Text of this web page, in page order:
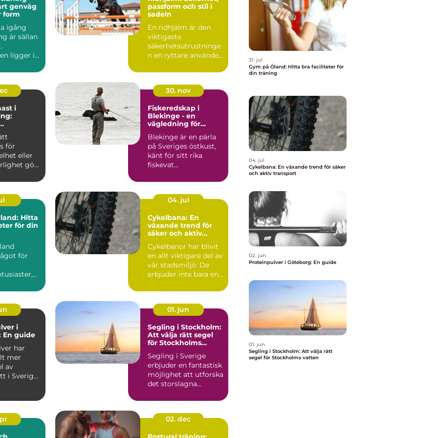
form
igång
är sällan
ligger i
...
passform och stil i
sadeln
En ridhjälm är den
viktigaste
säkerhetsutrustninge
n en ryttare använder.
i
för
eller
gör
30. nov
Fiskeredskap i
Blekinge - en
vägledning för
Blekinge är en pärla
på Sveriges östkust,
känt för sitt rika
fiskevat...
Hitta
för din
för
04. jul
Cykelbana: En
växande trend för
säker och aktiv
Cykelbanor har blivit
en allt viktigare del av
vår stadsmiljö. De
erbjuder inte bara en
i
En guide
har
mer
av
i Sverige,
01. jun
Segling i Stockholm:
Att välja rätt segel
för Stockholms
Segling i Sverige
erbjuder en fantastisk
möjlighet att utforska
det storslagna
02. dec
31. jul
Gym på Öland: Hitta bra faciliteter för
din träning
04. jul
Cykelbana: En växande trend för säker
och aktiv transport
02. jun
Proteinpulver i Göteborg: En guide
01. jun
Segling i Stockholm: Att välja rätt
segel för Stockholms vatten